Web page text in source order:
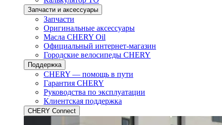
Запчасти и аксессуары
Запчасти
Оригинальные аксессуары
Масла CHERY Oil
Официальный интернет-магазин
Городские велосипеды CHERY
Поддержка
CHERY — помощь в пути
Гарантия CHERY
Руководства по эксплуатации
Клиентская поддержка
CHERY Connect